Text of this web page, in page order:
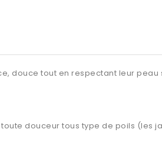
douce tout en respectant leur peau
douceur tous type de poils (les